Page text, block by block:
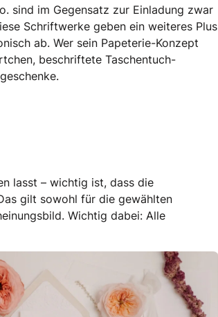
sind im Gegensatz zur Einladung zwar
Schriftwerke geben ein weiteres Plus
ab. Wer sein Papeterie-Konzept
beschriftete Taschentuch-
lasst – wichtig ist, dass die
gilt sowohl für die gewählten
Wichtig dabei: Alle